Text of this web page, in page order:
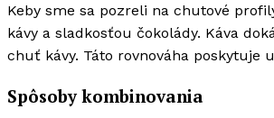
Keby sme sa pozreli na chutové
kávy a sladkosťou čokolády. Káva
chuť kávy. Táto rovnováha poskytuje
Spôsoby kombinovania